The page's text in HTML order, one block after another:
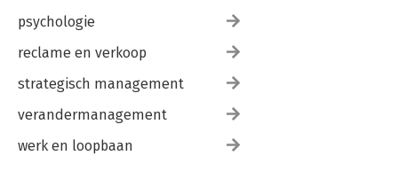
psychologie
reclame en verkoop
strategisch management
verandermanagement
werk en loopbaan